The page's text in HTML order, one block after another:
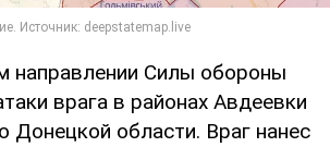
направлении Силы обороны
врага в районах Авдеевки
Донецкой области. Враг нанес